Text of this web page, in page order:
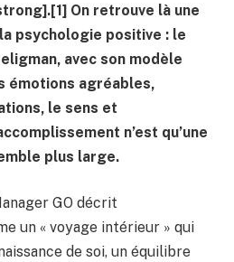
On retrouve là une
psychologie positive : le
avec son modèle
émotions agréables,
le sens et
n’est qu’une
plus large.
GO décrit
un « voyage intérieur » qui
de soi, un équilibre